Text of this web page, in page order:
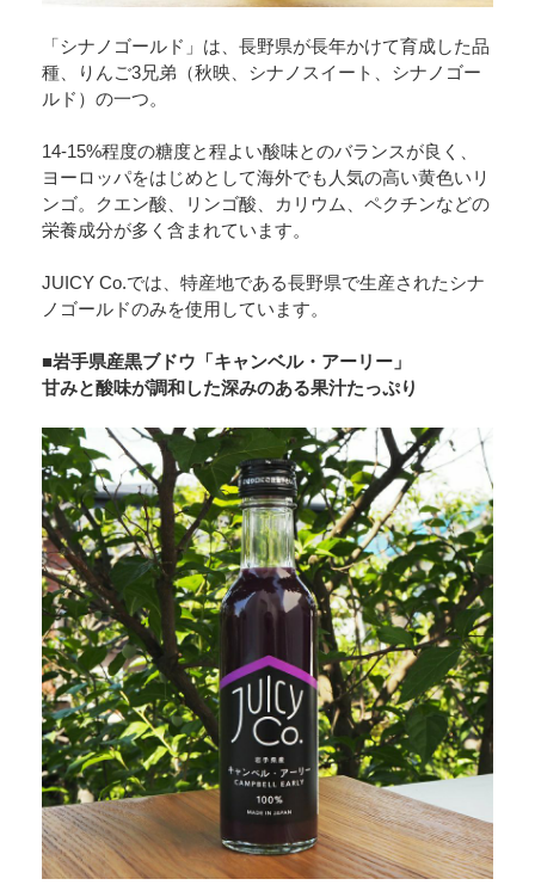
「シナノゴールド」は、長野県が長年かけて育成した品
種、りんご3兄弟（秋映、シナノスイート、シナノゴー
ルド）の一つ。
14-15%程度の糖度と程よい酸味とのバランスが良く、
ヨーロッパをはじめとして海外でも人気の高い黄色いリ
ンゴ。クエン酸、リンゴ酸、カリウム、ペクチンなどの
栄養成分が多く含まれています。
JUICY Co.では、特産地である長野県で生産されたシナ
ノゴールドのみを使用しています。
■岩手県産黒ブドウ「キャンベル・アーリー」
甘みと酸味が調和した深みのある果汁たっぷり